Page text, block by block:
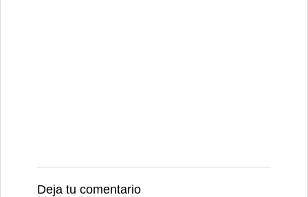
Deja tu comentario